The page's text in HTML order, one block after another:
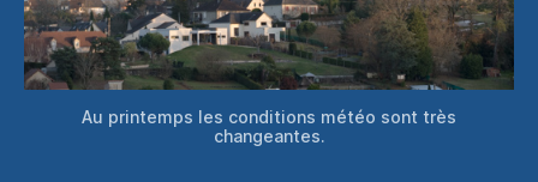
Au printemps les conditions météo sont très
changeantes.